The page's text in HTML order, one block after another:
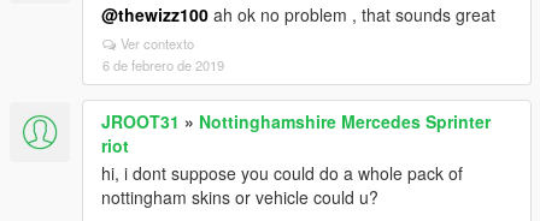
@thewizz100 ah ok no problem , that sounds great
Ver contexto
6 de febrero de 2019
JROOT31 » Nottinghamshire Mercedes Sprinter
riot
hi, i dont suppose you could do a whole pack of
nottingham skins or vehicle could u?